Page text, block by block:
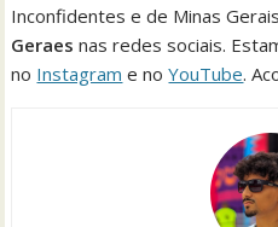
Inconfidentes e de Minas
Geraesnas redes sociais.
no Instagram e noYouTube.